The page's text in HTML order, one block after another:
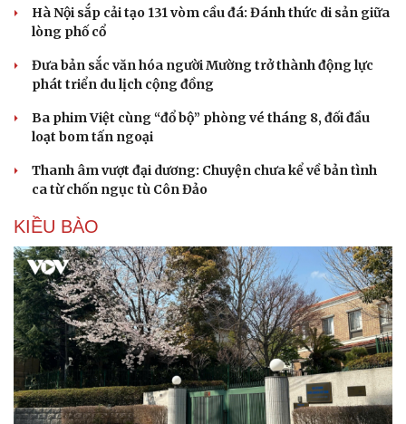
Cải chính
Hà Nội sắp cải tạo 131 vòm cầu đá: Đánh thức di sản giữa
lòng phố cổ
Đưa bản sắc văn hóa người Mường trở thành động lực
phát triển du lịch cộng đồng
Ba phim Việt cùng “đổ bộ” phòng vé tháng 8, đối đầu
loạt bom tấn ngoại
Thanh âm vượt đại dương: Chuyện chưa kể về bản tình
ca từ chốn ngục tù Côn Đảo
KIỀU BÀO